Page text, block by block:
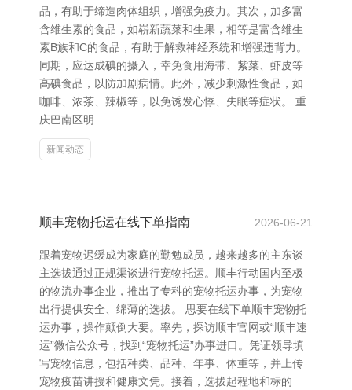
品，有助于缔造肉体组织，增强免疫力。其次，加多富
含维生素的食品，如崭新蔬菜和生果，相等是富含维生
素B族和C的食品，有助于解救神经系统和增强违背力。
同期，应达成碘的摄入，幸免食用海带、紫菜、虾皮等
高碘食品，以防加剧病情。此外，减少刺激性食品，如
咖啡、浓茶、辣椒等，以免诱发心悸、失眠等症状。 重
庆巴南区明
新闻动态
顺丰宠物托运在线下单指南 2026-06-21
跟着宠物迟缓成为家庭的勤勉成员，越来越多的主东谈
主选拔通过正规渠谈进行宠物托运。顺丰行动国内至极
的物流办事企业，推出了专科的宠物托运办事，为宠物
出行提供安全、绵薄的选拔。 思要在线下单顺丰宠物托
运办事，操作颠倒大要。率先，探访顺丰官网或“顺丰速
运”微信公众号，找到“宠物托运”办事进口。凭证领导填
写宠物信息，包括种类、品种、年事、体重等，并上传
宠物疫苗讲授和健康文凭。接着，选拔起程地和标的